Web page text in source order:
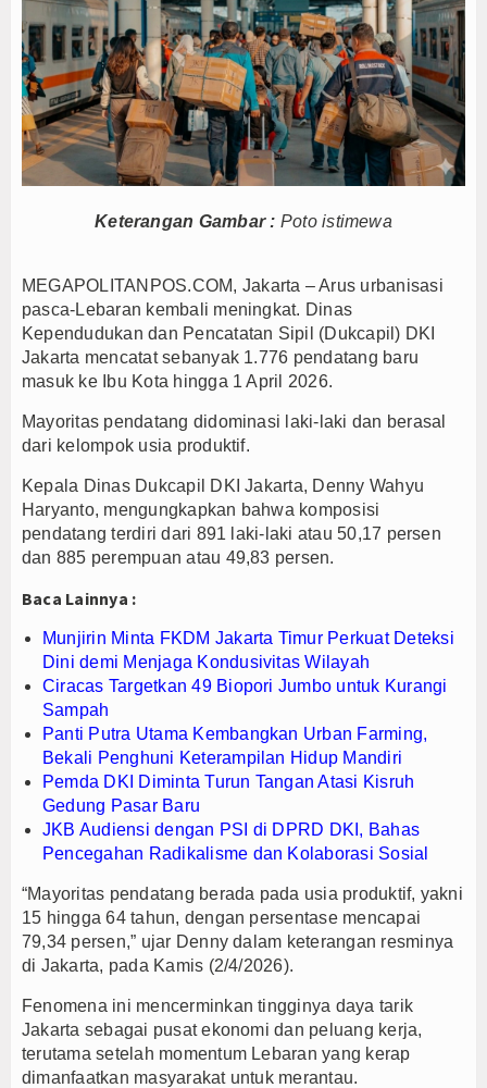
PTPN I Percepat Optimalisasi Aset, Siapkan
Perkuat Tata Kelola Pemerintahan dan
Elim Tyu Samba Dampingi Ketua MPR RI Ziarah
Ateng Sutisna dan Viking Majalengka Gelar
Dari Mangrove hingga Internet Publik, Program
BMKG Prediksi Jakarta Cerah hingga Cerah
Tanpa Kedip, PLN Jaga Keandalan Listrik Zikir
Kinerja BNI Melesat, Transformasi Digital dan
PTPN I Percepat Optimalisasi Aset, Siapkan
Perkuat Tata Kelola Pemerintahan dan
Elim Tyu Samba Dampingi Ketua MPR RI Ziarah
Ateng Sutisna dan Viking Majalengka Gelar
Dari Mangrove hingga Internet Publik, Program
BMKG Prediksi Jakarta Cerah hingga Cerah
Tanpa Kedip, PLN Jaga Keandalan Listrik Zikir
Jejak Narkoba di Majalengka Terkuak, Polisi
Keterangan Gambar : Poto istimewa
MEGAPOLITANPOS.COM, Jakarta – Arus urbanisasi
pasca-Lebaran kembali meningkat. Dinas
Kependudukan dan Pencatatan Sipil (Dukcapil) DKI
Jakarta mencatat sebanyak 1.776 pendatang baru
masuk ke Ibu Kota hingga 1 April 2026.
Mayoritas pendatang didominasi laki-laki dan berasal
dari kelompok usia produktif.
Kepala Dinas Dukcapil DKI Jakarta, Denny Wahyu
Haryanto, mengungkapkan bahwa komposisi
pendatang terdiri dari 891 laki-laki atau 50,17 persen
dan 885 perempuan atau 49,83 persen.
Baca Lainnya :
Munjirin Minta FKDM Jakarta Timur Perkuat Deteksi
Dini demi Menjaga Kondusivitas Wilayah
Ciracas Targetkan 49 Biopori Jumbo untuk Kurangi
Sampah
Panti Putra Utama Kembangkan Urban Farming,
Bekali Penghuni Keterampilan Hidup Mandiri
Pemda DKI Diminta Turun Tangan Atasi Kisruh
Gedung Pasar Baru
JKB Audiensi dengan PSI di DPRD DKI, Bahas
Pencegahan Radikalisme dan Kolaborasi Sosial
“Mayoritas pendatang berada pada usia produktif, yakni
15 hingga 64 tahun, dengan persentase mencapai
79,34 persen,” ujar Denny dalam keterangan resminya
di Jakarta, pada Kamis (2/4/2026).
Fenomena ini mencerminkan tingginya daya tarik
Jakarta sebagai pusat ekonomi dan peluang kerja,
terutama setelah momentum Lebaran yang kerap
dimanfaatkan masyarakat untuk merantau.